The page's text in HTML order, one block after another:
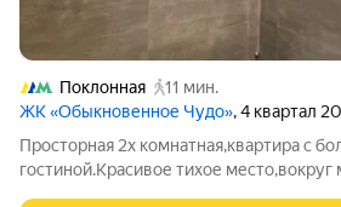
Поклонная
11 мин.
ЖК «Обыкновенное Чудо», 4 квартал
Просторная 2х комнатная,квартира с
гостиной.Красивое тихое место,вокруг